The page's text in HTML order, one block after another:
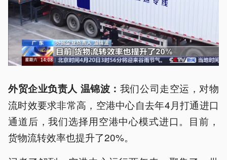
外贸企业负责人 温锦波： 我们公司走空运，对物
流时效要求非常高，空港中心自去年4月打通进口
通道后，我们选择用空港中心模式进口。目前，
货物流转效率也提升了20%。